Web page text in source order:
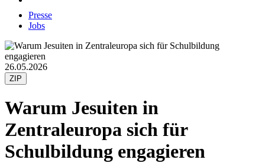
Presse
Jobs
26.05.2026
ZIP
Warum Jesuiten in
Zentraleuropa sich für
Schulbildung engagieren